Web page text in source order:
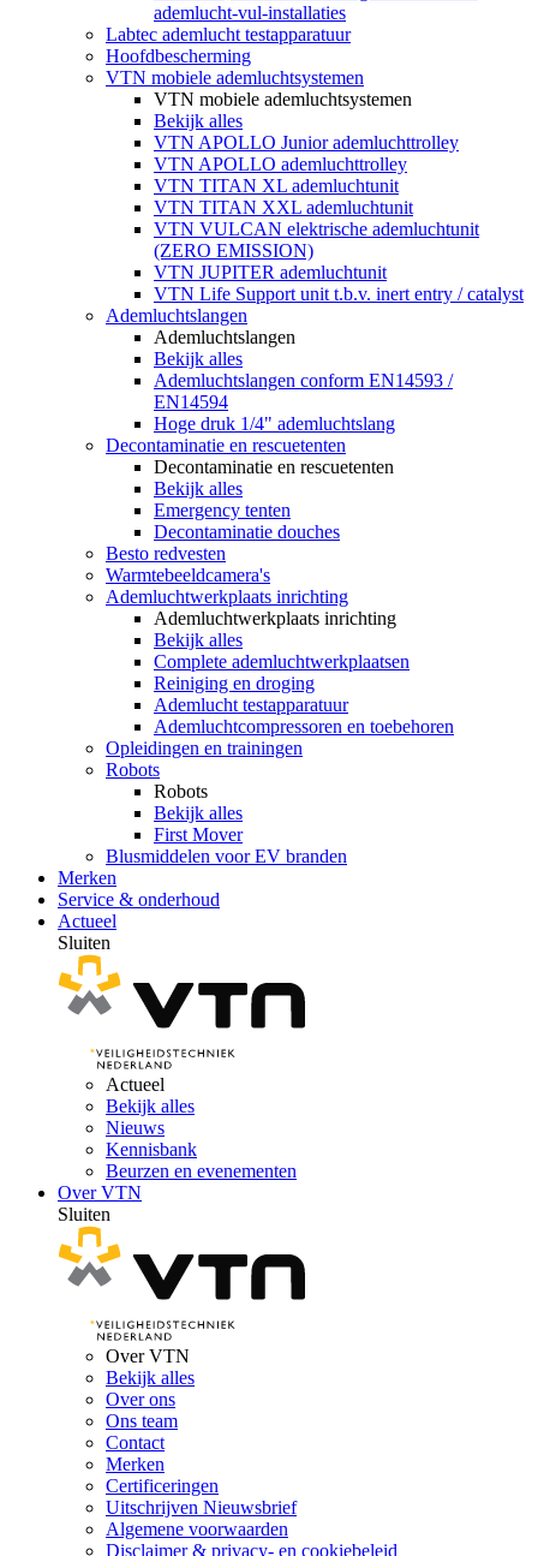
ademlucht-vul-installaties
Labtec ademlucht testapparatuur
Hoofdbescherming
VTN mobiele ademluchtsystemen
VTN mobiele ademluchtsystemen
Bekijk alles
VTN APOLLO Junior ademluchttrolley
VTN APOLLO ademluchttrolley
VTN TITAN XL ademluchtunit
VTN TITAN XXL ademluchtunit
VTN VULCAN elektrische ademluchtunit
(ZERO EMISSION)
VTN JUPITER ademluchtunit
VTN Life Support unit t.b.v. inert entry / catalyst
Ademluchtslangen
Ademluchtslangen
Bekijk alles
Ademluchtslangen conform EN14593 /
EN14594
Hoge druk 1/4" ademluchtslang
Decontaminatie en rescuetenten
Decontaminatie en rescuetenten
Bekijk alles
Emergency tenten
Decontaminatie douches
Besto redvesten
Warmtebeeldcamera's
Ademluchtwerkplaats inrichting
Ademluchtwerkplaats inrichting
Bekijk alles
Complete ademluchtwerkplaatsen
Reiniging en droging
Ademlucht testapparatuur
Ademluchtcompressoren en toebehoren
Opleidingen en trainingen
Robots
Robots
Bekijk alles
First Mover
Blusmiddelen voor EV branden
Merken
Service & onderhoud
Actueel
Sluiten
Actueel
Bekijk alles
Nieuws
Kennisbank
Beurzen en evenementen
Over VTN
Sluiten
Over VTN
Bekijk alles
Over ons
Ons team
Contact
Merken
Certificeringen
Uitschrijven Nieuwsbrief
Algemene voorwaarden
Disclaimer & privacy- en cookiebeleid